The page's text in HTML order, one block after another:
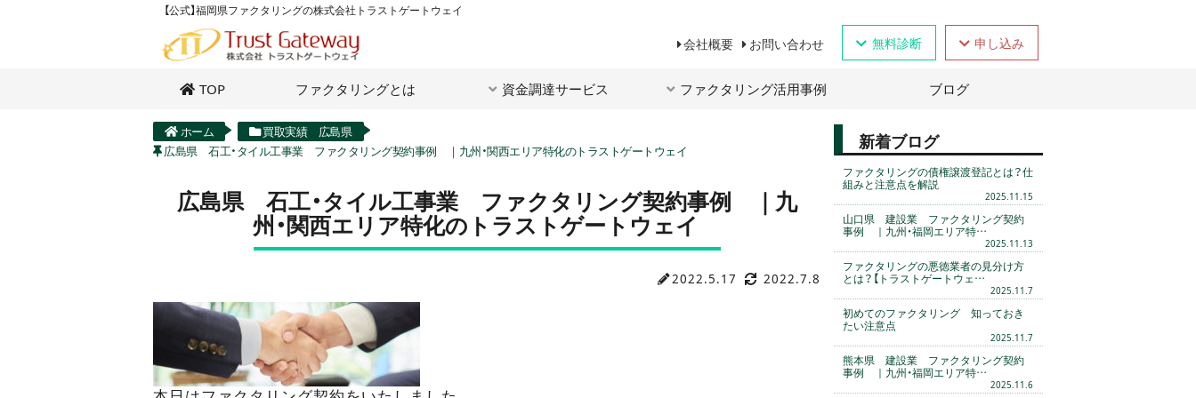
【公式】福岡県ファクタリングの株式会社トラストゲートウェイ
無料診断 申し込み
会社概要 お問い合わせ
TOP ファクタリングとは 資金調達サービス ファクタリング活用事例 ブログ
ホーム
買取実績 広島県
広島県 石工・タイル工事業 ファクタリング契約事例 ｜九州・関西エリア特化のトラストゲートウェイ
広島県 石工・タイル工事業 ファクタリング契約事例 ｜九
州・関西エリア特化のトラストゲートウェイ
2022.5.17 2022.7.8
新着ブログ
ファクタリングの債権譲渡登記とは？仕
組みと注意点を解説
2025.11.15
山口県 建設業 ファクタリング契約
事例 ｜九州・福岡エリア特…
2025.11.13
ファクタリングの悪徳業者の見分け方
とは？【トラストゲートウェ…
2025.11.7
初めてのファクタリング 知っておき
たい注意点
2025.11.7
熊本県 建設業 ファクタリング契約
事例 ｜九州・福岡エリア特…
2025.11.6